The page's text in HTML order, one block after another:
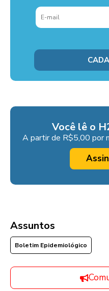
Você lê o
A partir de R$5,00 por
Assuntos
Boletim Epidemiológico